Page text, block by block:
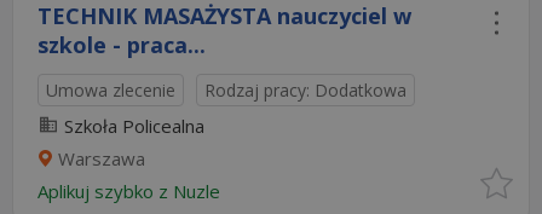
TECHNIK MASAŻYSTA nauczyciel w
szkole - praca...
Umowa zlecenie Rodzaj pracy: Dodatkowa
Szkoła Policealna
Warszawa
Aplikuj szybko z Nuzle